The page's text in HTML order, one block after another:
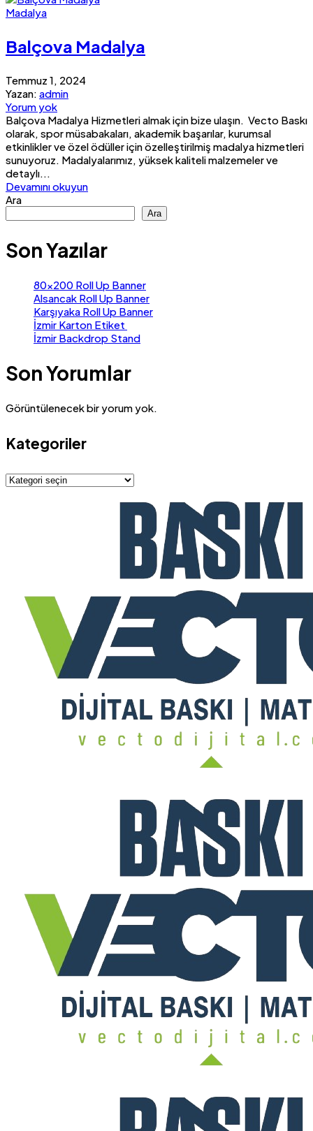
Madalya
Balçova Madalya
Temmuz 1, 2024
Yazan: admin
Yorum yok
Balçova Madalya Hizmetleri almak için bize ulaşın. Vecto Baskı
olarak, spor müsabakaları, akademik başarılar, kurumsal
etkinlikler ve özel ödüller için özelleştirilmiş madalya hizmetleri
sunuyoruz. Madalyalarımız, yüksek kaliteli malzemeler ve
detaylı...
Devamını okuyun
Ara
Ara
Son Yazılar
80×200 Roll Up Banner
Alsancak Roll Up Banner
Karşıyaka Roll Up Banner
İzmir Karton Etiket
İzmir Backdrop Stand
Son Yorumlar
Görüntülenecek bir yorum yok.
Kategoriler
Kategoriler